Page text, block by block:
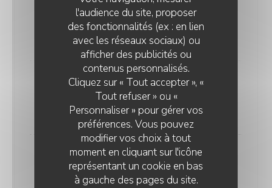
l'audience du site, proposer
des fonctionnalités (ex : en lien
avec les réseaux sociaux) ou
afficher des publicités ou
contenus personnalisés.
Cliquez sur « Tout accepter », «
Tout refuser » ou «
Personnaliser » pour gérer vos
préférences. Vous pouvez
modifier vos choix à tout
moment en cliquant sur l'icône
représentant un cookie en bas
à gauche des pages du site.
Le Welsh Royal, Œuf au plat et
Jambon, frites
22,00 EUR
Le Potjevlesh "maison", frites et
salade
22,90 EUR
Filet américain, frites et salade
18,90 EUR
O'CHAROLAIS